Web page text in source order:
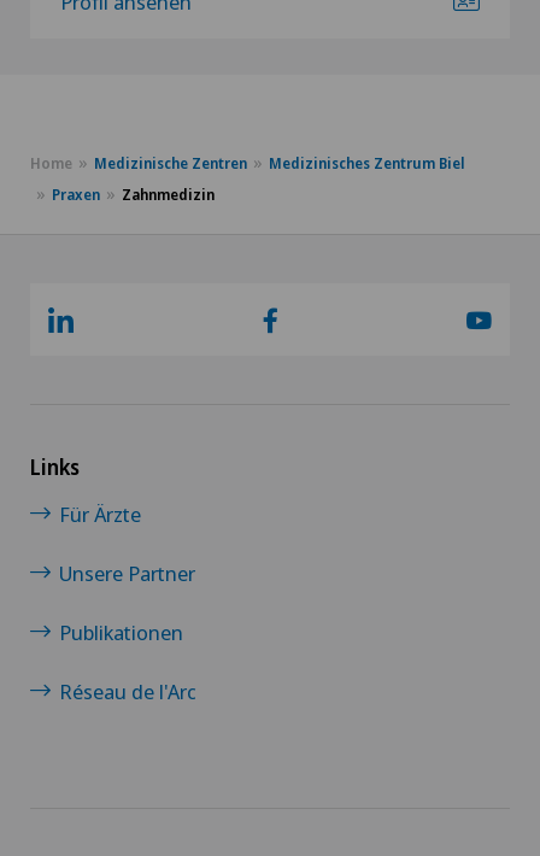
Home Medizinische Zentren
Medizinisches Zentrum Biel
Praxen
Zahnmedizin
Links
Für Ärzte
Unsere Partner
Publikationen
Réseau de l'Arc